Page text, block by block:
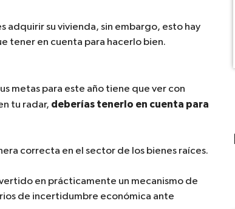
adquirir su vivienda, sin embargo, esto hay
tener en cuenta para hacerlo bien.
metas para este año tiene que ver con
tu radar, deberías tenerlo en cuenta para
correcta en el sector de los bienes raíces.
en prácticamente un mecanismo de
de incertidumbre económica ante